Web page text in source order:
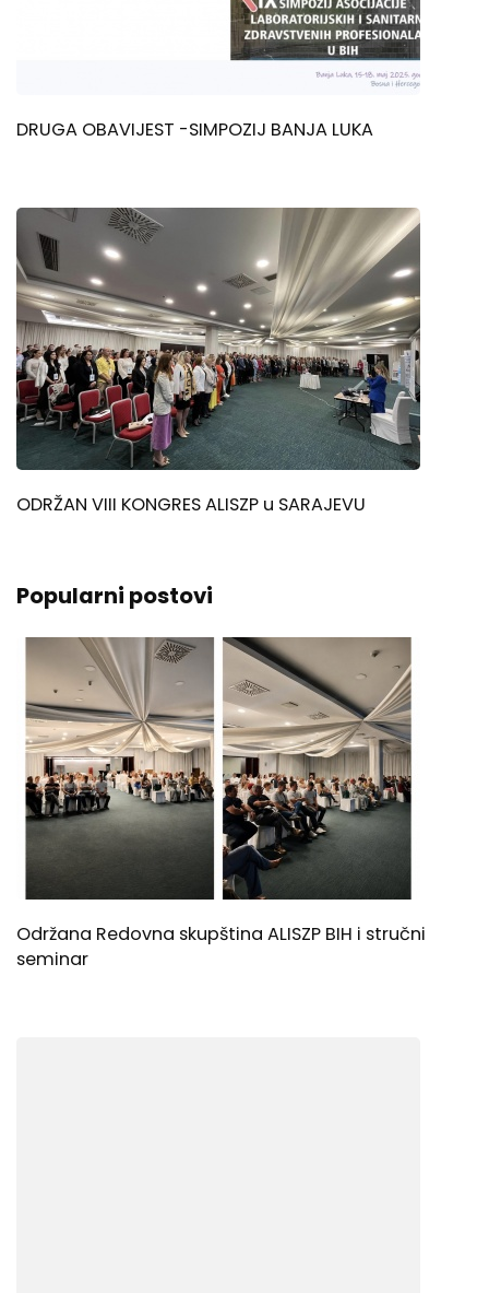
DRUGA OBAVIJEST -SIMPOZIJ BANJA LUKA
ODRŽAN VIII KONGRES ALISZP u SARAJEVU
Popularni postovi
Održana Redovna skupština ALISZP BIH i stručni
seminar